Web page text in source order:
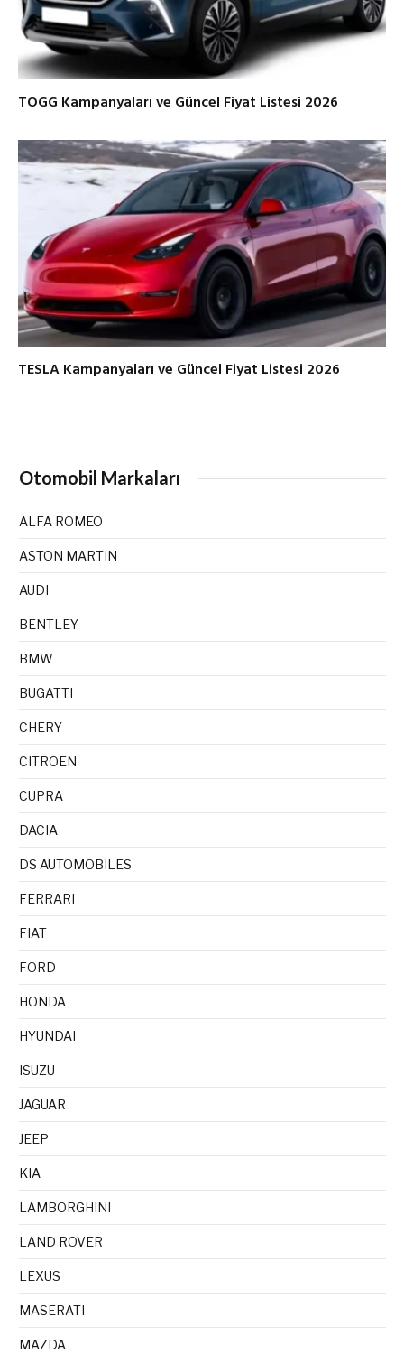
TOGG Kampanyaları ve Güncel Fiyat Listesi 2026
TESLA Kampanyaları ve Güncel Fiyat Listesi 2026
Otomobil Markaları
ALFA ROMEO
ASTON MARTIN
AUDI
BENTLEY
BMW
BUGATTI
CHERY
CITROEN
CUPRA
DACIA
DS AUTOMOBILES
FERRARI
FIAT
FORD
HONDA
HYUNDAI
ISUZU
JAGUAR
JEEP
KIA
LAMBORGHINI
LAND ROVER
LEXUS
MASERATI
MAZDA